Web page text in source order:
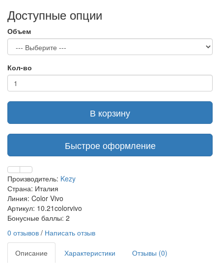
Доступные опции
Объем
Кол-во
В корзину
Быстрое оформление
Производитель: Kezy
Страна: Италия
Линия: Color Vivo
Артикул: 10.21colorvivo
Бонусные баллы: 2
0 отзывов / Написать отзыв
Описание Характеристики Отзывы (0)